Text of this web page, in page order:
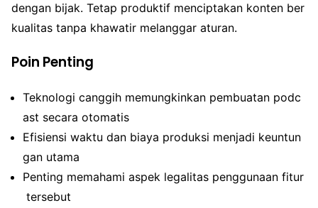
dengan bijak. Tetap produktif menciptakan konten ber
kualitas tanpa khawatir melanggar aturan.
Poin Penting
Teknologi canggih memungkinkan pembuatan podc
ast secara otomatis
Efisiensi waktu dan biaya produksi menjadi keuntun
gan utama
Penting memahami aspek legalitas penggunaan fitur
tersebut